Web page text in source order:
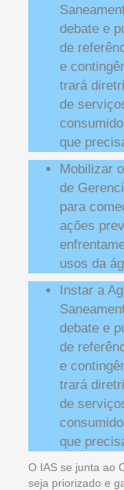
debate e
de
e
trará
de
que
Mobilizar
de
para
ações
usos da
Instar a
debate e
de
e
trará
de
que
O IAS se junta ao
seja priorizado e